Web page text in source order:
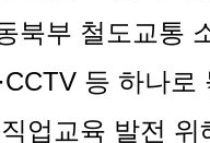
북부 철도교통
등 하나로
업교육 발전 위